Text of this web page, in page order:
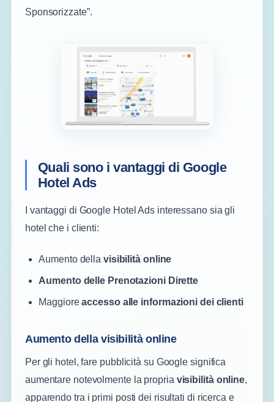
Sponsorizzate”.
Quali sono i vantaggi di Google
Hotel Ads
I vantaggi di Google Hotel Ads interessano sia gli
hotel che i clienti:
Aumento della visibilità online
Aumento delle Prenotazioni Dirette
Maggioreaccesso alle informazioni dei clienti
Aumento della visibilità online
Per gli hotel, fare pubblicità su Google significa
aumentare notevolmente la propria visibilità online,
apparendo tra i primi posti dei risultati di ricerca e